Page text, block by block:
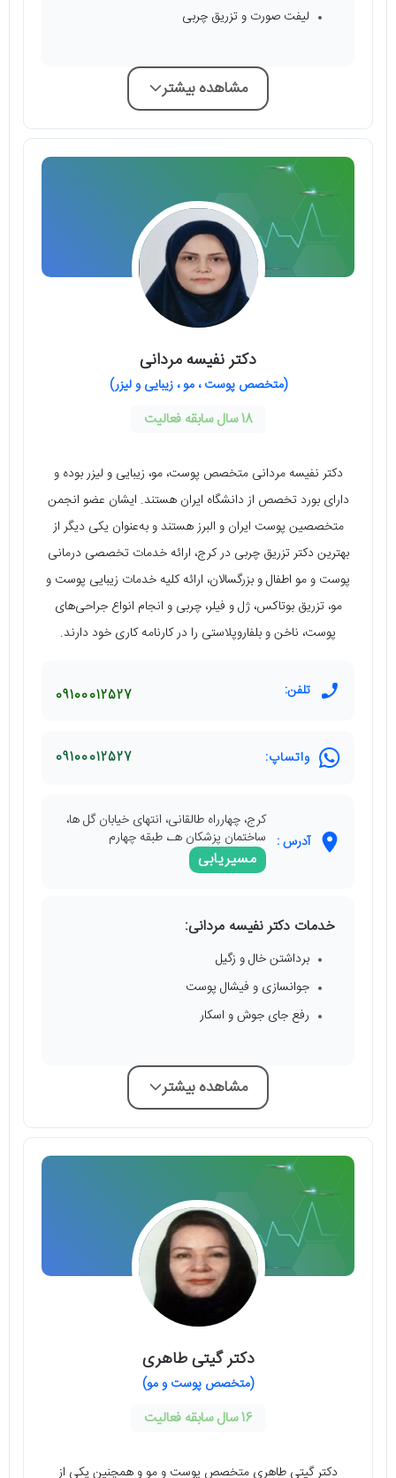
لیفت صورت و تزریق چربی
مشاهده بیشتر
دکتر نفیسه مردانی
(متخصص پوست ، مو ، زیبایی و لیزر)
18 سال سابقه فعالیت
دکتر نفیسه مردانی متخصص پوست، مو، زیبایی و لیزر بوده و
دارای بورد تخصص از دانشگاه ایران هستند. ایشان عضو انجمن
متخصصین پوست ایران و البرز هستند و به‌عنوان یکی دیگر از
بهترین دکتر تزریق چربی در کرج، ارائه خدمات تخصصی درمانی
پوست و مو اطفال و بزرگسالان، ارائه کلیه خدمات زیبایی پوست و
مو، تزریق بوتاکس، ژل و فیلر، چربی و انجام انواع جراحی‌های
پوست، ناخن و بلفاروپلاستی را در کارنامه کاری خود دارند.
تلفن: 09100012527
واتساپ: 09100012527
آدرس :
کرج، چهارراه طالقانی، انتهای خیابان گل ها،
ساختمان پزشکان هـ، طبقه چهارم
مسیریابی
خدمات دکتر نفیسه مردانی:
برداشتن خال و زگیل
جوانسازی و فیشال پوست
رفع جای جوش و اسکار
مشاهده بیشتر
دکتر گیتی طاهری
(متخصص پوست و مو)
16 سال سابقه فعالیت
دکتر گیتی طاهری متخصص پوست و مو و همچنین یکی از